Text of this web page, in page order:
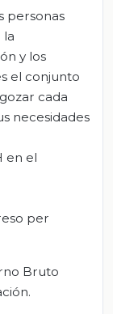
personas
la
y los
el conjunto
cada
necesidades
en el
per
Bruto